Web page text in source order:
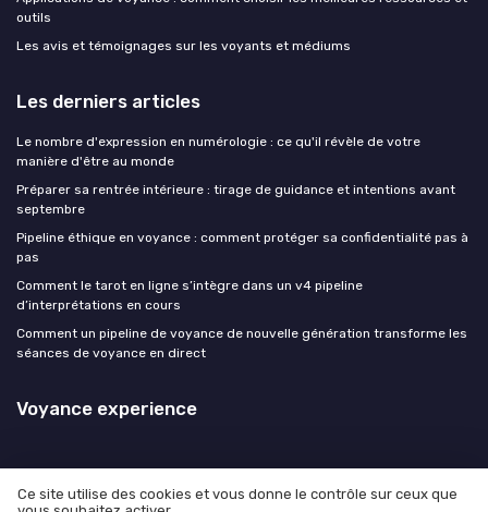
outils
Les avis et témoignages sur les voyants et médiums
Les derniers articles
Le nombre d'expression en numérologie : ce qu'il révèle de votre
manière d'être au monde
Préparer sa rentrée intérieure : tirage de guidance et intentions avant
septembre
Pipeline éthique en voyance : comment protéger sa confidentialité pas à
pas
Comment le tarot en ligne s’intègre dans un v4 pipeline
d’interprétations en cours
Comment un pipeline de voyance de nouvelle génération transforme les
séances de voyance en direct
Voyance experience
Ce site utilise des cookies et vous donne le contrôle sur ceux que